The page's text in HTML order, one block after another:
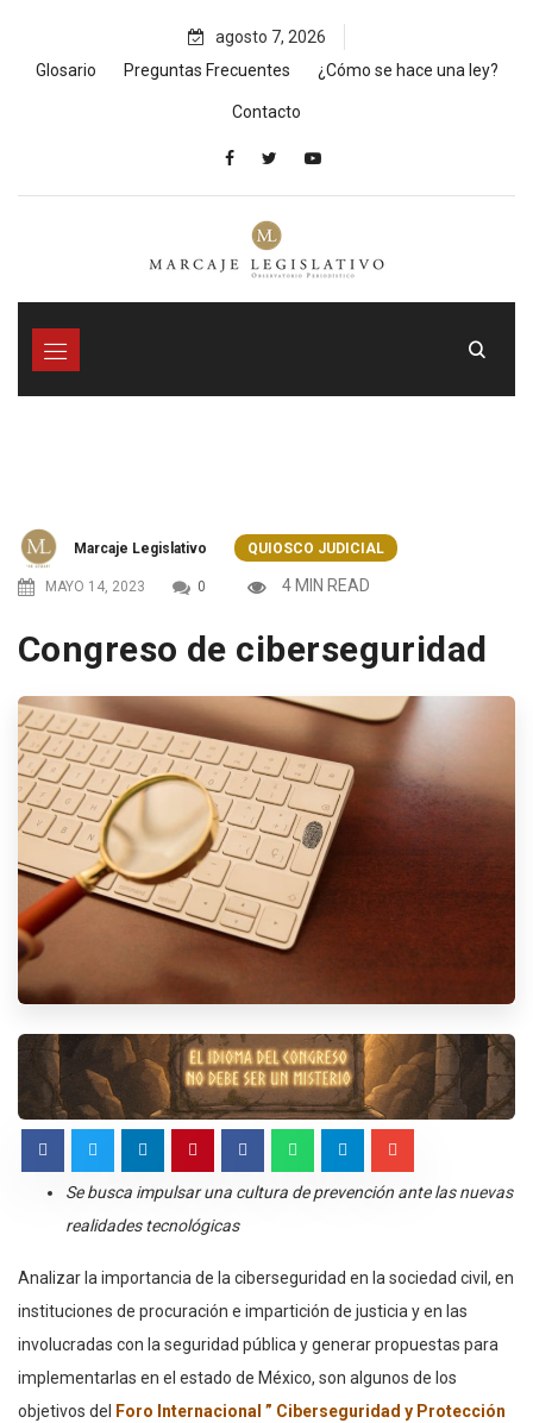
content
agosto 7, 2026
Glosario
Preguntas Frecuentes ¿Cómo se hace una ley?
Contacto
Marcaje Legislativo QUIOSCO JUDICIAL
MAYO 14, 2023 0 4 MIN READ
Congreso de ciberseguridad
Se busca impulsar una cultura de prevención ante las nuevas
realidades tecnológicas
Analizar la importancia de la ciberseguridad en la sociedad civil, en
instituciones de procuración e impartición de justicia y en las
involucradas con la seguridad pública y generar propuestas para
implementarlas en el estado de México, son algunos de los
objetivos del
Foro Internacional ” Ciberseguridad y Protección